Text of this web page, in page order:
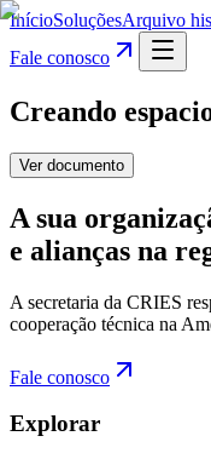
InícioSoluçõesArquivo
Fale conosco
Creando
Ver documento
A sua
e alianças na
A secretaria da CRIES
cooperação técnica na
Fale conosco
Explorar